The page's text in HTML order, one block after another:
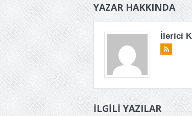
YAZAR HAKKINDA
İlerici
İLGILI YAZILAR